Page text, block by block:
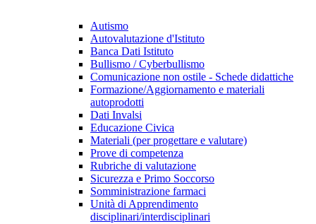
Autismo
Autovalutazione d'Istituto
Banca Dati Istituto
Bullismo / Cyberbullismo
Comunicazione non ostile - Schede didattiche
Formazione/Aggiornamento e materiali
autoprodotti
Dati Invalsi
Educazione Civica
Materiali (per progettare e valutare)
Prove di competenza
Rubriche di valutazione
Sicurezza e Primo Soccorso
Somministrazione farmaci
Unità di Apprendimento
disciplinari/interdisciplinari